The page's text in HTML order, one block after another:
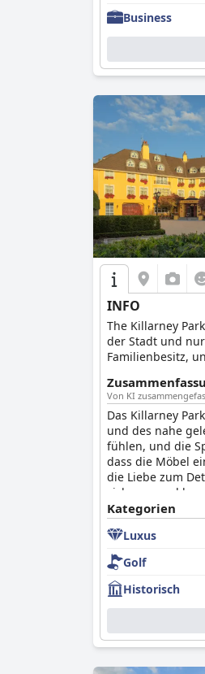
Business
INFO
The Killarney
der Stadt und
Familienbesitz,
und Suiten, im
Von KI
Das Killarney
und des nahe
fühlen, und die
dass die Möbel
die Liebe zum
sicheren und
mit
Kategorien
Luxus
Golf
Historisch